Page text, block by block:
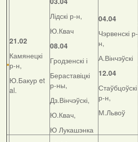
21.02
Камянецкі
р-н,
Ю.Бакур et
al.
Лідскі р-н,
Ю.Квач
08.04
Гродзенскі і
Бераставіцкі
р-ны,
Дз.Вінчэўскі,
Ю.Квач,
Ю Лукашэнка
04.04
Чэрвенскі р-
н,
А.Вінчэўскі
12.04
Стаўбцоўскі
р-н,
М.Львоў